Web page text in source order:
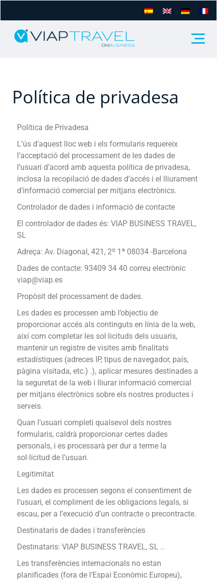
Política de privadesa
Política de Privadesa
L’ús d’aquest lloc web i els formularis requereix
l’acceptació del processament de les dades de
l’usuari d’acord amb aquesta política de privadesa,
inclosa la recopilació de dades d’accés i el lliurament
d’informació comercial per mitjans electrònics.
Controlador de dades i informació de contacte
El controlador de dades és: VIAP BUSINESS TRAVEL,
SL
Adreça: Av. Diagonal, 421, 2º 1ª 08034 -Barcelona
Dades de contacte: 93409 34 40 correu electrònic
viap@viap.es
Propòsit del processament de dades.
Les dades es processen amb l’objectiu de
proporcionar accés als continguts en línia de la web,
així com completar les sol·licituds dels usuaris,
mantenir un registre de visites amb finalitats
estadístiques (adreces IP, tipus de navegador, país,
pàgina visitada, etc.) .), aplicar mesures destinades a
la seguretat de la web i lliurar informació comercial
per mitjans electrònics sobre els nostres productes i
serveis.
Quan l’usuari completi qualsevol dels nostres
formularis, caldrà proporcionar certes dades
personals, i es processarà per dur a terme la
sol·licitud de l’usuari.
Legitimitat
Les dades es processen segons el consentiment de
l’usuari, el compliment de les obligacions legals, si
escau, per a l’execució d’un contracte o precontracte.
Destinataris de dades i transferències
Destinataris: VIAP BUSINESS TRAVEL, SL ..
Les transferències internacionals no estan
planificades (fora de l’Espai Econòmic Europeu),